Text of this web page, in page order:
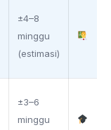
±4–8
minggu
(estimasi)
±3–6
minggu